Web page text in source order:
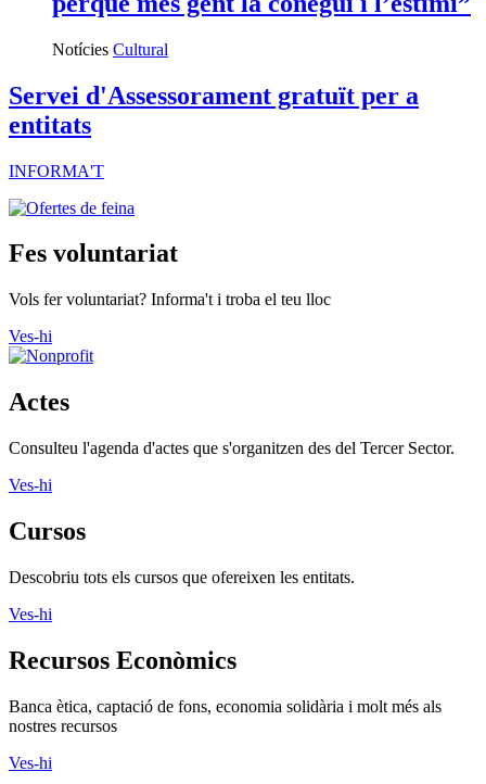
Notícies Cultural
Servei d'Assessorament gratuït per a
entitats
INFORMA'T
Fes voluntariat
Vols fer voluntariat? Informa't i troba el teu lloc
Ves-hi
Actes
Consulteu l'agenda d'actes que s'organitzen des del Tercer Sector.
Ves-hi
Cursos
Descobriu tots els cursos que ofereixen les entitats.
Ves-hi
Recursos Econòmics
Banca ètica, captació de fons, economia solidària i molt més als
nostres recursos
Ves-hi